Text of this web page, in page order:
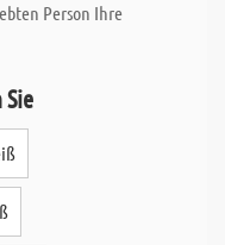
Person Ihre